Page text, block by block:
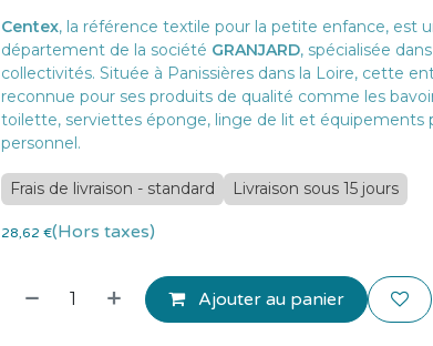
Centex, la référence textile pour la petite enfance, est
département de la société GRANJARD, spécialisée
collectivités. Située à Panissières dans la Loire, cette
reconnue pour ses produits de qualité comme les
toilette, serviettes éponge, linge de lit et équipements
personnel.
Frais de livraison - standard Livraison sous 15 jours
28,62 €(Hors taxes)
Ajouter au panier